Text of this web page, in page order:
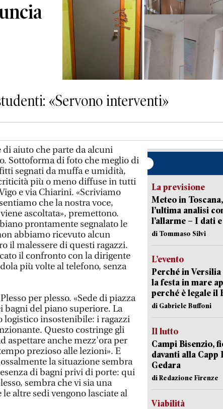
«Servono interventi»
aiuto che parte da alcuni
Sottoforma di foto che meglio di
segnati da muffa e umidità,
più o meno diffuse in tutti
e via Chiarini. «Scriviamo
che la nostra voce,
ascoltata», premettono.
prontamente segnalato le
abbiamo ricevuto alcun
il malessere di questi ragazzi.
il confronto con la dirigente
più volte al telefono, senza
per plesso. «Sede di piazza
bagni del piano superiore. La
logistico insostenibile: i ragazzi
Questo costringe gli
aspettare anche mezz'ora per
prezioso alle lezioni». E
la situazione sembra
di bagni privi di porte: qui
sembra che vi sia una
altre sedi vengono lasciate al
La previsione
Meteo in
l’ultima analisi
l’allarme – I dati
di Tommaso Silvi
L’evento
Perché in
la festa in mare
perché è legale il
di Gabriele Buffoni
Il lutto
Campi Bisenzio,
davanti alla Capp
Gedara
di Redazione Firenze
Viabilità